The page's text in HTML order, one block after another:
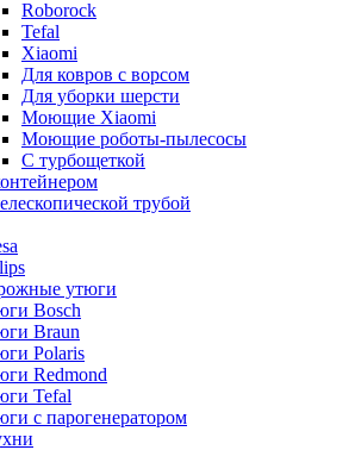
Roborock
Tefal
Xiaomi
Для ковров с ворсом
Для уборки шерсти
Моющие Xiaomi
Моющие роботы-пылесосы
С турбощеткой
трубой
утюги
Bosch
Braun
Polaris
Redmond
Tefal
с парогенератором